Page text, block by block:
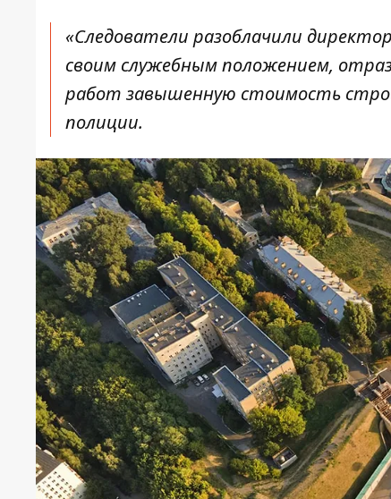
«Следователи разоблачили
своим служебным положением,
работ завышенную стоимость
полиции.